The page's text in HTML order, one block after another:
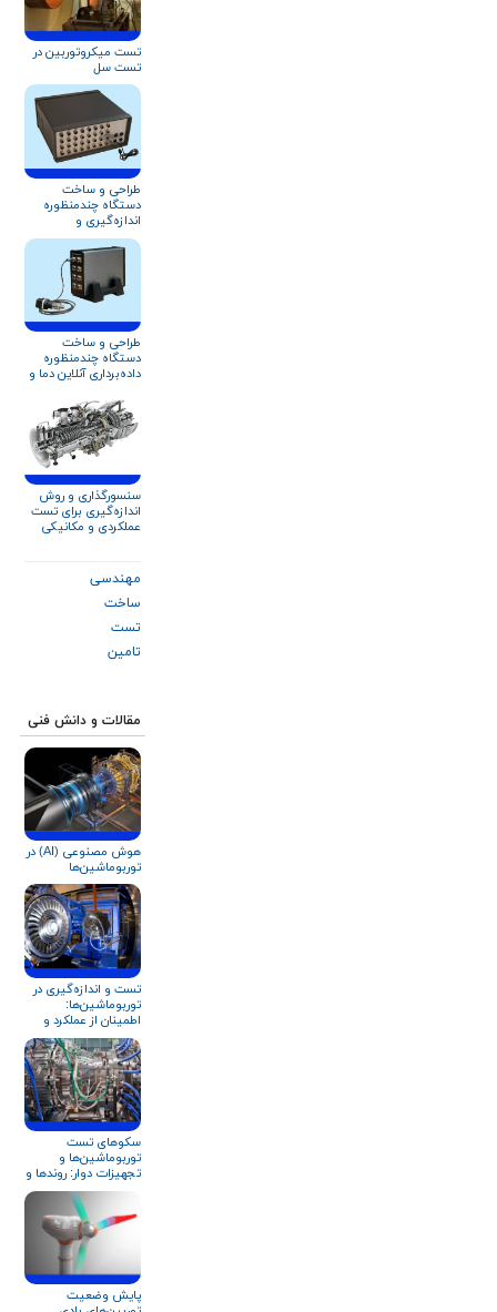
تست میکروتوربین در
تست سل
طراحی و ساخت
دستگاه چندمنظوره
اندازه‌گیری و
داده‌برداری آنلاین
عملکرد کمپرسور و
تجهیزات دوار
طراحی و ساخت
دستگاه چندمنظوره
داده‌برداری آنلاین دما و
سنسورگذاری و روش
اندازه‌گیری برای تست‌
عملکردی و مکانیکی
مهندسی
ساخت
تست
تامین
مقالات و دانش فنی
هوش مصنوعی (AI) در
توربوماشین‌ها
تست و اندازه‌گیری در
توربوماشین‌ها:
اطمینان از عملکرد و
قابلیت اطمینان
سکوهای تست
توربوماشین‌ها و
تجهیزات دوار: روندها و
کاربردها
پایش وضعیت